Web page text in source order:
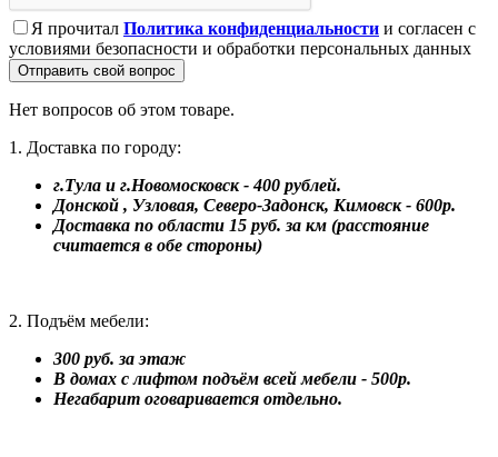
Я прочитал Политика конфиденциальности и согласен с
условиями безопасности и обработки персональных данных
Отправить свой вопрос
Нет вопросов об этом товаре.
1. Доставка по городу:
г.Тула и г.Новомосковск - 400 рублей.
Донской , Узловая, Северо-Задонск, Кимовск - 600р.
Доставка по области 15 руб. за км (расстояние
считается в обе стороны)
2. Подъём мебели:
300 руб. за этаж
В домах с лифтом подъём всей мебели - 500р.
Негабарит оговаривается отдельно.